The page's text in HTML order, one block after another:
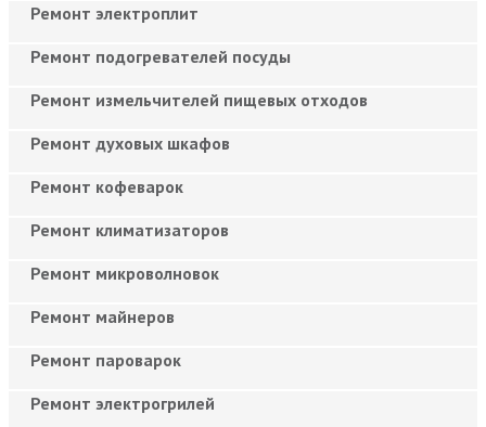
Ремонт электроплит
Ремонт подогревателей посуды
Ремонт измельчителей пищевых отходов
Ремонт духовых шкафов
Ремонт кофеварок
Ремонт климатизаторов
Ремонт микроволновок
Ремонт майнеров
Ремонт пароварок
Ремонт электрогрилей